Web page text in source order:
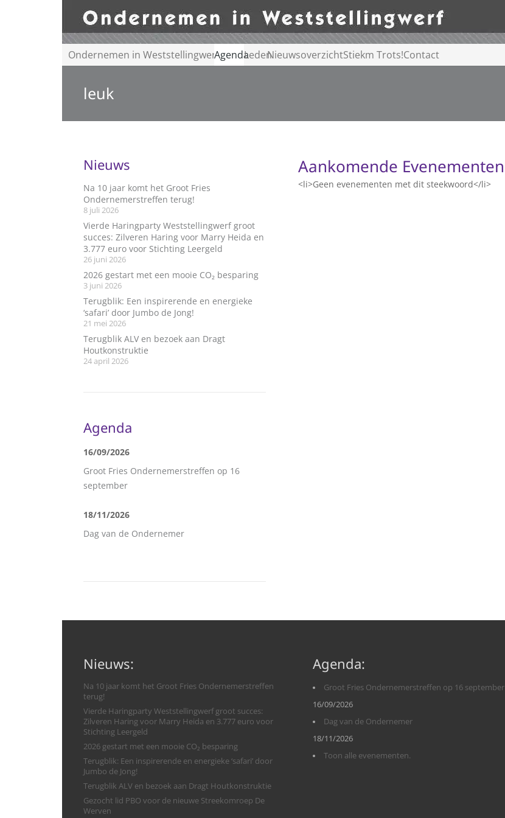
Ondernemen in WeststellingwerfAgendaLedenNieuwsoverzichtStiekm Trots!Contact
leuk
Aankomende Evenementen
<li>Geen evenementen met dit steekwoord</li>
Nieuws
Na 10 jaar komt het Groot Fries
Ondernemerstreffen terug!
8 juli 2026
Vierde Haringparty Weststellingwerf groot
succes: Zilveren Haring voor Marry Heida en
3.777 euro voor Stichting Leergeld
26 juni 2026
2026 gestart met een mooie CO₂ besparing
3 juni 2026
Terugblik: Een inspirerende en energieke
‘safari’ door Jumbo de Jong!
21 mei 2026
Terugblik ALV en bezoek aan Dragt
Houtkonstruktie
24 april 2026
Agenda
16/09/2026
Groot Fries Ondernemerstreffen op 16
september
18/11/2026
Dag van de Ondernemer
Nieuws:
Na 10 jaar komt het Groot Fries Ondernemerstreffen
terug!
Vierde Haringparty Weststellingwerf groot succes:
Zilveren Haring voor Marry Heida en 3.777 euro voor
Stichting Leergeld
2026 gestart met een mooie CO₂ besparing
Terugblik: Een inspirerende en energieke ‘safari’ door
Jumbo de Jong!
Terugblik ALV en bezoek aan Dragt Houtkonstruktie
Gezocht lid PBO voor de nieuwe Streekomroep De
Werven
Agenda:
Groot Fries Ondernemerstreffen op 16 september
16/09/2026
Dag van de Ondernemer
18/11/2026
Toon alle evenementen.